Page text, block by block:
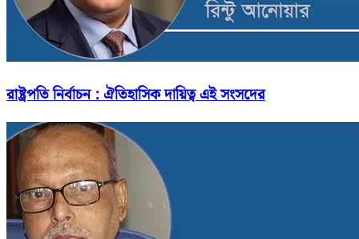
রাষ্ট্রপতি নির্বাচন : ঐতিহাসিক দায়িত্ব এই সংসদের